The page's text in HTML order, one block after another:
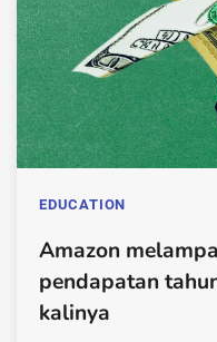
EDUCATION
Amazon
pendapatan
kalinya